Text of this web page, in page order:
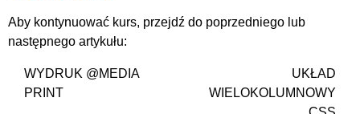
Aby kontynuować kurs, przejdź do poprzedniego lub
następnego artykułu:
WYDRUK @MEDIA
PRINT
UKŁAD
WIELOKOLUMNOWY